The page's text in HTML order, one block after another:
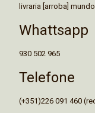
livraria [arroba]
Whattsapp
930 502 965
Telefone
(+351)226 091 460